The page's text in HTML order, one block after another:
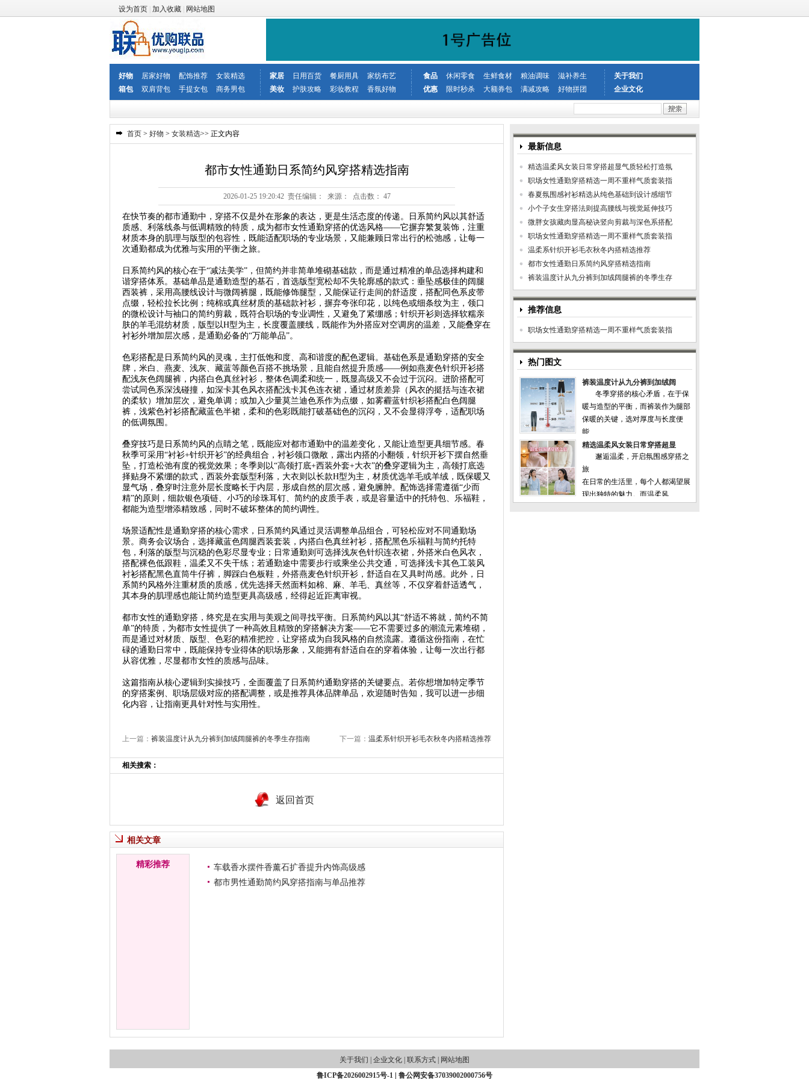
设为首页 加入收藏 网站地图
好物 居家好物 配饰推荐 女装精选 家居 日用百货 餐厨用具 家纺布艺 食品 休闲零食 生鲜食材 粮油调味 滋补养生
关于我们
箱包
双肩背包 手提女包 商务男包 美妆 护肤攻略 彩妆教程 香氛好物 优惠 限时秒杀 大额券包 满减攻略 好物拼团 企业文化
首页 > 好物 > 女装精选>> 正文内容
都市女性通勤日系简约风穿搭精选指南
2026-01-25 19:20:42 责任编辑： 来源： 点击数： 47
在快节奏的都市通勤中，穿搭不仅是外在形象的表达，更是生活态度的传递。日系简约风以其舒适
质感、利落线条与低调精致的特质，成为都市女性通勤穿搭的优选风格——它摒弃繁复装饰，注重
材质本身的肌理与版型的包容性，既能适配职场的专业场景，又能兼顾日常出行的松弛感，让每一
次通勤都成为优雅与实用的平衡之旅。
日系简约风的核心在于“减法美学”，但简约并非简单堆砌基础款，而是通过精准的单品选择构建和
谐穿搭体系。基础单品是通勤造型的基石，首选版型宽松却不失轮廓感的款式：垂坠感极佳的阔腿
西装裤，采用高腰线设计与微阔裤腿，既能修饰腿型，又能保证行走间的舒适度，搭配同色系皮带
点缀，轻松拉长比例；纯棉或真丝材质的基础款衬衫，摒弃夸张印花，以纯色或细条纹为主，领口
的微松设计与袖口的简约剪裁，既符合职场的专业调性，又避免了紧绷感；针织开衫则选择软糯亲
肤的羊毛混纺材质，版型以H型为主，长度覆盖腰线，既能作为外搭应对空调房的温差，又能叠穿在
衬衫外增加层次感，是通勤必备的“万能单品”。
色彩搭配是日系简约风的灵魂，主打低饱和度、高和谐度的配色逻辑。基础色系是通勤穿搭的安全
牌，米白、燕麦、浅灰、藏蓝等颜色百搭不挑场景，且能自然提升质感——例如燕麦色针织开衫搭
配浅灰色阔腿裤，内搭白色真丝衬衫，整体色调柔和统一，既显高级又不会过于沉闷。进阶搭配可
尝试同色系深浅碰撞，如深卡其色风衣搭配浅卡其色连衣裙，通过材质差异（风衣的挺括与连衣裙
的柔软）增加层次，避免单调；或加入少量莫兰迪色系作为点缀，如雾霾蓝针织衫搭配白色阔腿
裤，浅紫色衬衫搭配藏蓝色半裙，柔和的色彩既能打破基础色的沉闷，又不会显得浮夸，适配职场
的低调氛围。
叠穿技巧是日系简约风的点睛之笔，既能应对都市通勤中的温差变化，又能让造型更具细节感。春
秋季可采用“衬衫+针织开衫”的经典组合，衬衫领口微敞，露出内搭的小翻领，针织开衫下摆自然垂
坠，打造松弛有度的视觉效果；冬季则以“高领打底+西装外套+大衣”的叠穿逻辑为主，高领打底选
择贴身不紧绷的款式，西装外套版型利落，大衣则以长款H型为主，材质优选羊毛或羊绒，既保暖又
显气场，叠穿时注意外层长度略长于内层，形成自然的层次感，避免臃肿。配饰选择需遵循“少而
精”的原则，细款银色项链、小巧的珍珠耳钉、简约的皮质手表，或是容量适中的托特包、乐福鞋，
都能为造型增添精致感，同时不破坏整体的简约调性。
场景适配性是通勤穿搭的核心需求，日系简约风通过灵活调整单品组合，可轻松应对不同通勤场
景。商务会议场合，选择藏蓝色阔腿西装套装，内搭白色真丝衬衫，搭配黑色乐福鞋与简约托特
包，利落的版型与沉稳的色彩尽显专业；日常通勤则可选择浅灰色针织连衣裙，外搭米白色风衣，
搭配裸色低跟鞋，温柔又不失干练；若通勤途中需要步行或乘坐公共交通，可选择浅卡其色工装风
衬衫搭配黑色直筒牛仔裤，脚踩白色板鞋，外搭燕麦色针织开衫，舒适自在又具时尚感。此外，日
系简约风格外注重材质的质感，优先选择天然面料如棉、麻、羊毛、真丝等，不仅穿着舒适透气，
其本身的肌理感也能让简约造型更具高级感，经得起近距离审视。
都市女性的通勤穿搭，终究是在实用与美观之间寻找平衡。日系简约风以其“舒适不将就，简约不简
单”的特质，为都市女性提供了一种高效且精致的穿搭解决方案——它不需要过多的潮流元素堆砌，
而是通过对材质、版型、色彩的精准把控，让穿搭成为自我风格的自然流露。遵循这份指南，在忙
碌的通勤日常中，既能保持专业得体的职场形象，又能拥有舒适自在的穿着体验，让每一次出行都
从容优雅，尽显都市女性的质感与品味。
这篇指南从核心逻辑到实操技巧，全面覆盖了日系简约通勤穿搭的关键要点。若你想增加特定季节
的穿搭案例、职场层级对应的搭配调整，或是推荐具体品牌单品，欢迎随时告知，我可以进一步细
化内容，让指南更具针对性与实用性。
上一篇： 裤装温度计从九分裤到加绒阔腿裤的冬季生存指南 下一篇： 温柔系针织开衫毛衣秋冬内搭精选推荐
相关搜索：
返回首页
相关文章
精彩推荐
车载香水摆件香薰石扩香提升内饰高级感
都市男性通勤简约风穿搭指南与单品推荐
最新信息
精选温柔风女装日常穿搭超显气质轻松打造氛
职场女性通勤穿搭精选一周不重样气质套装指
春夏氛围感衬衫精选从纯色基础到设计感细节
小个子女生穿搭法则提高腰线与视觉延伸技巧
微胖女孩藏肉显高秘诀竖向剪裁与深色系搭配
职场女性通勤穿搭精选一周不重样气质套装指
温柔系针织开衫毛衣秋冬内搭精选推荐
都市女性通勤日系简约风穿搭精选指南
裤装温度计从九分裤到加绒阔腿裤的冬季生存
推荐信息
职场女性通勤穿搭精选一周不重样气质套装指
热门图文
裤装温度计从九分裤到加绒阔
冬季穿搭的核心矛盾，在于保
暖与造型的平衡，而裤装作为腿部
保暖的关键，选对厚度与长度便
能...
精选温柔风女装日常穿搭超显
邂逅温柔，开启氛围感穿搭之
旅
在日常的生活里，每个人都渴望展
现出独特的魅力。而温柔风...
关于我们 企业文化 联系方式
网站地图
鲁ICP备2026002915号-1
鲁公网安备37039002000756号